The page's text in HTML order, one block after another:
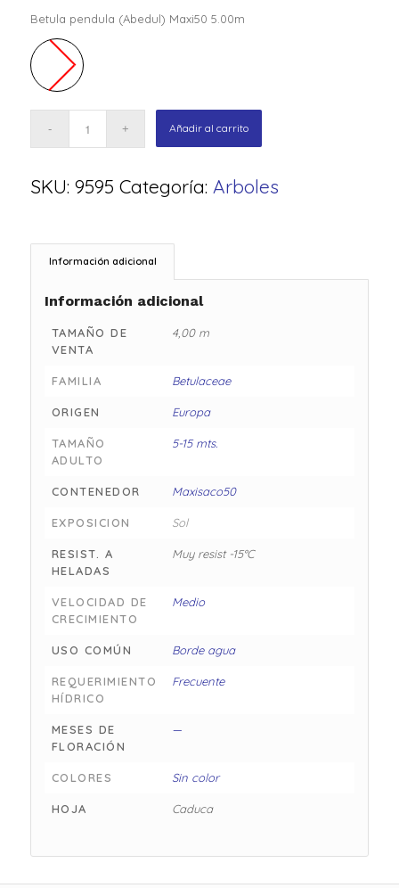
Betula pendula (Abedul) Maxi50 5.00m
Añadir al carrito
SKU: 9595 Categoría: Arboles
Información adicional
Información adicional
TAMAÑO DE
VENTA
4,00 m
FAMILIA Betulaceae
ORIGEN Europa
TAMAÑO
ADULTO
5-15 mts.
CONTENEDOR Maxisaco50
EXPOSICION Sol
RESIST. A
HELADAS
Muy resist -15°C
VELOCIDAD DE
CRECIMIENTO
Medio
USO COMÚN Borde agua
REQUERIMIENTO
HÍDRICO
Frecuente
MESES DE
FLORACIÓN
—
COLORES Sin color
HOJA Caduca